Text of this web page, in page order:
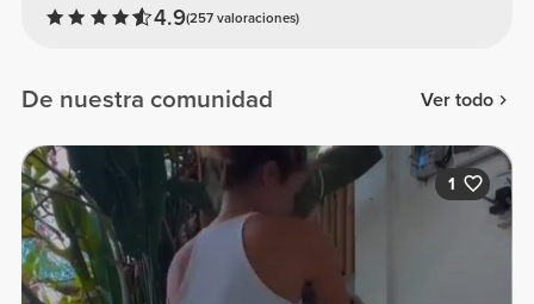
4.9(257 valoraciones)
De nuestra comunidad Ver todo
1